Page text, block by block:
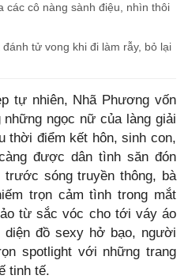
các cô nàng sành điệu, nhìn thôi
tử vong khi đi làm rẫy, bỏ lại
tự nhiên, Nhã Phương vốn
ngọc nữ của làng giải
điểm kết hôn, sinh con,
được dân tình săn đón
sóng truyền thông, bà
trọn cảm tình trong mắt
từ sắc vóc cho tới váy áo
diện đồ sexy hở bạo, người
spotlight với những trang
tinh tế.